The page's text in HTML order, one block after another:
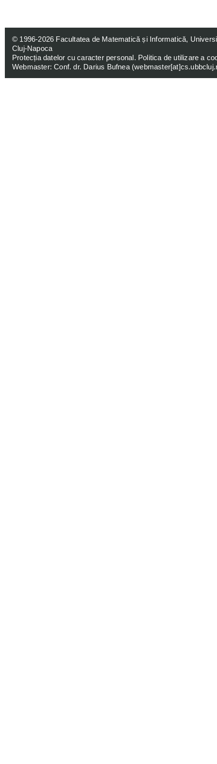
© 1996-2026 Facultatea de Matematică și Informatică,
Cluj-Napoca
Protecția datelor cu caracter personal. Politica de utilizare a
Webmaster: Conf. dr. Darius Bufnea (